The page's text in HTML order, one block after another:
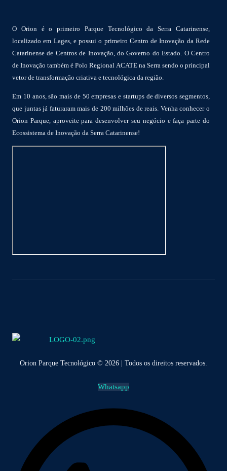
O Orion é o primeiro Parque Tecnológico da Serra Catarinense,
localizado em Lages, e possui o primeiro Centro de Inovação da Rede
Catarinense de Centros de Inovação, do Governo do Estado. O Centro
de Inovação também é Polo Regional ACATE na Serra sendo o principal
vetor de transformação criativa e tecnológica da região.
Em 10 anos, são mais de 50 empresas e startups de diversos segmentos,
que juntas já faturaram mais de 200 milhões de reais. Venha conhecer o
Orion Parque, aproveite para desenvolver seu negócio e faça parte do
Ecossistema de Inovação da Serra Catarinense!
Orion Parque Tecnológico © 2026 | Todos os direitos reservados.
Whatsapp